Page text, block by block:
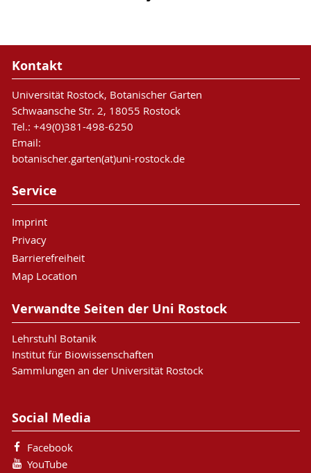
Kontakt
Universität Rostock, Botanischer Garten
Schwaansche Str. 2, 18055 Rostock
Tel.: +49(0)381-498-6250
Email:
botanischer.garten(at)uni-rostock.de
Service
Imprint
Privacy
Barrierefreiheit
Map Location
Verwandte Seiten der Uni Rostock
Lehrstuhl Botanik
Institut für Biowissenschaften
Sammlungen an der Universität Rostock
Social Media
Facebook
YouTube